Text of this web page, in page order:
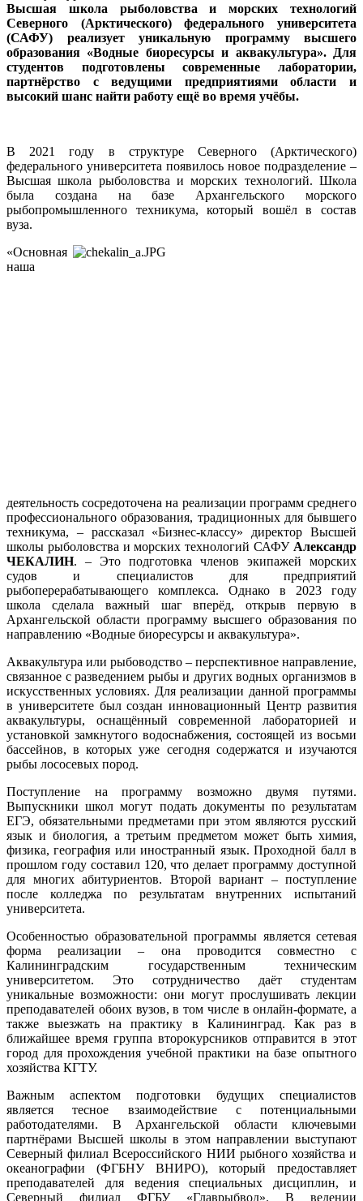
Высшая школа рыболовства и морских технологий
Северного (Арктического) федерального университета
(САФУ) реализует уникальную программу высшего
образования «Водные биоресурсы и аквакультура». Для
студентов подготовлены современные лаборатории,
партнёрство с ведущими предприятиями области и
высокий шанс найти работу ещё во время учёбы.
В 2021 году в структуре Северного (Арктического)
федерального университета появилось новое подразделение –
Высшая школа рыболовства и морских технологий. Школа
была создана на базе Архангельского морского
рыбопромышленного техникума, который вошёл в состав
вуза.
«Основная
наша
деятельность сосредоточена на реализации программ среднего
профессионального образования, традиционных для бывшего
техникума, – рассказал «Бизнес-классу» директор Высшей
школы рыболовства и морских технологий САФУ Александр
ЧЕКАЛИН. – Это подготовка членов экипажей морских
судов и специалистов для предприятий
рыбоперерабатывающего комплекса. Однако в 2023 году
школа сделала важный шаг вперёд, открыв первую в
Архангельской области программу высшего образования по
направлению «Водные биоресурсы и аквакультура».
Аквакультура или рыбоводство – перспективное направление,
связанное с разведением рыбы и других водных организмов в
искусственных условиях. Для реализации данной программы
в университете был создан инновационный Центр развития
аквакультуры, оснащённый современной лабораторией и
установкой замкнутого водоснабжения, состоящей из восьми
бассейнов, в которых уже сегодня содержатся и изучаются
рыбы лососевых пород.
Поступление на программу возможно двумя путями.
Выпускники школ могут подать документы по результатам
ЕГЭ, обязательными предметами при этом являются русский
язык и биология, а третьим предметом может быть химия,
физика, география или иностранный язык. Проходной балл в
прошлом году составил 120, что делает программу доступной
для многих абитуриентов. Второй вариант – поступление
после колледжа по результатам внутренних испытаний
университета.
Особенностью образовательной программы является сетевая
форма реализации – она проводится совместно с
Калининградским государственным техническим
университетом. Это сотрудничество даёт студентам
уникальные возможности: они могут прослушивать лекции
преподавателей обоих вузов, в том числе в онлайн-формате, а
также выезжать на практику в Калининград. Как раз в
ближайшее время группа второкурсников отправится в этот
город для прохождения учебной практики на базе опытного
хозяйства КГТУ.
Важным аспектом подготовки будущих специалистов
является тесное взаимодействие с потенциальными
работодателями. В Архангельской области ключевыми
партнёрами Высшей школы в этом направлении выступают
Северный филиал Всероссийского НИИ рыбного хозяйства и
океанографии (ФГБНУ ВНИРО), который предоставляет
преподавателей для ведения специальных дисциплин, и
Северный филиал ФГБУ «Главрыбвод». В ведении